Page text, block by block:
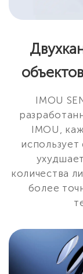
IMOU
IMOU,
количества
более